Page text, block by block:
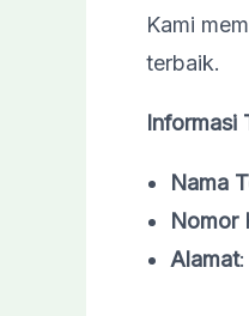
Kami
terbaik.
Informasi
Nama
Nomor
Alamat